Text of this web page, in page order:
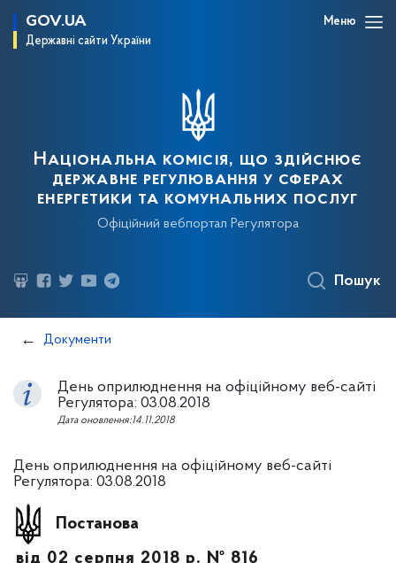
GOV.UA
Державні сайти України
Меню
Національна комісія, що здійснює
державне регулювання у сферах
енергетики та комунальних послуг
Офіційний вебпортал Регулятора
Пошук
Документи
День оприлюднення на офіційному веб-сайті
Регулятора: 03.08.2018
Дата оновлення:14.11.2018
День оприлюднення на офіційному веб-сайті
Регулятора: 03.08.2018
Постанова
від 02 серпня 2018 р. № 816